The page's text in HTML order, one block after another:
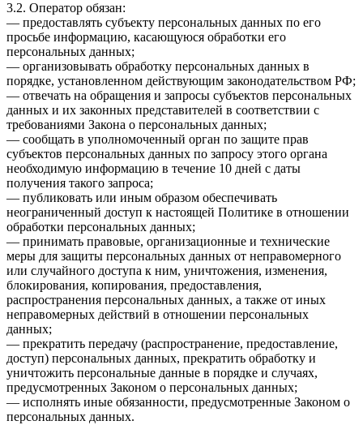
3.2. Оператор обязан:
— предоставлять субъекту персональных данных по его
просьбе информацию, касающуюся обработки его
персональных данных;
— организовывать обработку персональных данных в
порядке, установленном действующим законодательством РФ;
— отвечать на обращения и запросы субъектов персональных
данных и их законных представителей в соответствии с
требованиями Закона о персональных данных;
— сообщать в уполномоченный орган по защите прав
субъектов персональных данных по запросу этого органа
необходимую информацию в течение 10 дней с даты
получения такого запроса;
— публиковать или иным образом обеспечивать
неограниченный доступ к настоящей Политике в отношении
обработки персональных данных;
— принимать правовые, организационные и технические
меры для защиты персональных данных от неправомерного
или случайного доступа к ним, уничтожения, изменения,
блокирования, копирования, предоставления,
распространения персональных данных, а также от иных
неправомерных действий в отношении персональных
данных;
— прекратить передачу (распространение, предоставление,
доступ) персональных данных, прекратить обработку и
уничтожить персональные данные в порядке и случаях,
предусмотренных Законом о персональных данных;
— исполнять иные обязанности, предусмотренные Законом о
персональных данных.